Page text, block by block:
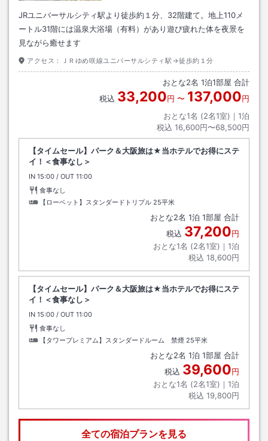
JRユニバーサルシティ駅より徒歩約１分、32階建て。地上110メ
ートル31階には温泉大浴場（有料）があり遊び疲れた体を夜景を
見ながら癒せます
アクセス： ＪＲゆめ咲線ユニバーサルシティ駅→徒歩約１分
おとな2名 1泊1部屋 合計
税込 33,200円 〜 137,000円
おとな1名 (2名1室)｜ 1泊
税込 16,600円〜68,500円
【タイムセール】パーク＆大阪旅は★当ホテルでお得にステ
イ！＜食事なし＞
IN チェックイン
15:00 / OUT チェックアウト
11:00
食事なし
【ローベット】スタンダードトリプル 25平米
おとな2名 1泊 1部屋 合計
税込 37,200円
おとな1名 (2名1室)｜ 1泊
税込 18,600円
【タイムセール】パーク＆大阪旅は★当ホテルでお得にステ
イ！＜食事なし＞
IN チェックイン
15:00 / OUT チェックアウト
11:00
食事なし
【タワープレミアム】スタンダードルーム 禁煙 25平米
おとな2名 1泊 1部屋 合計
税込 39,600円
おとな1名 (2名1室)｜ 1泊
税込 19,800円
全ての宿泊プランを見る